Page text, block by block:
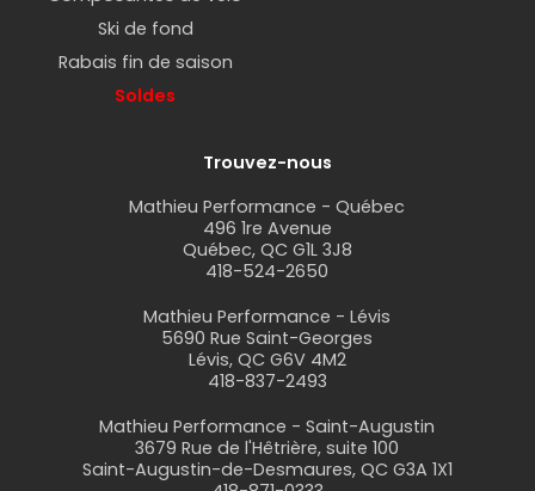
Ski de fond
Rabais fin de saison
Soldes
Trouvez-nous
Mathieu Performance - Québec
496 1re Avenue
Québec, QC G1L 3J8
418-524-2650
Mathieu Performance - Lévis
5690 Rue Saint-Georges
Lévis, QC G6V 4M2
418-837-2493
Mathieu Performance - Saint-Augustin
3679 Rue de l'Hêtrière, suite 100
Saint-Augustin-de-Desmaures, QC G3A 1X1